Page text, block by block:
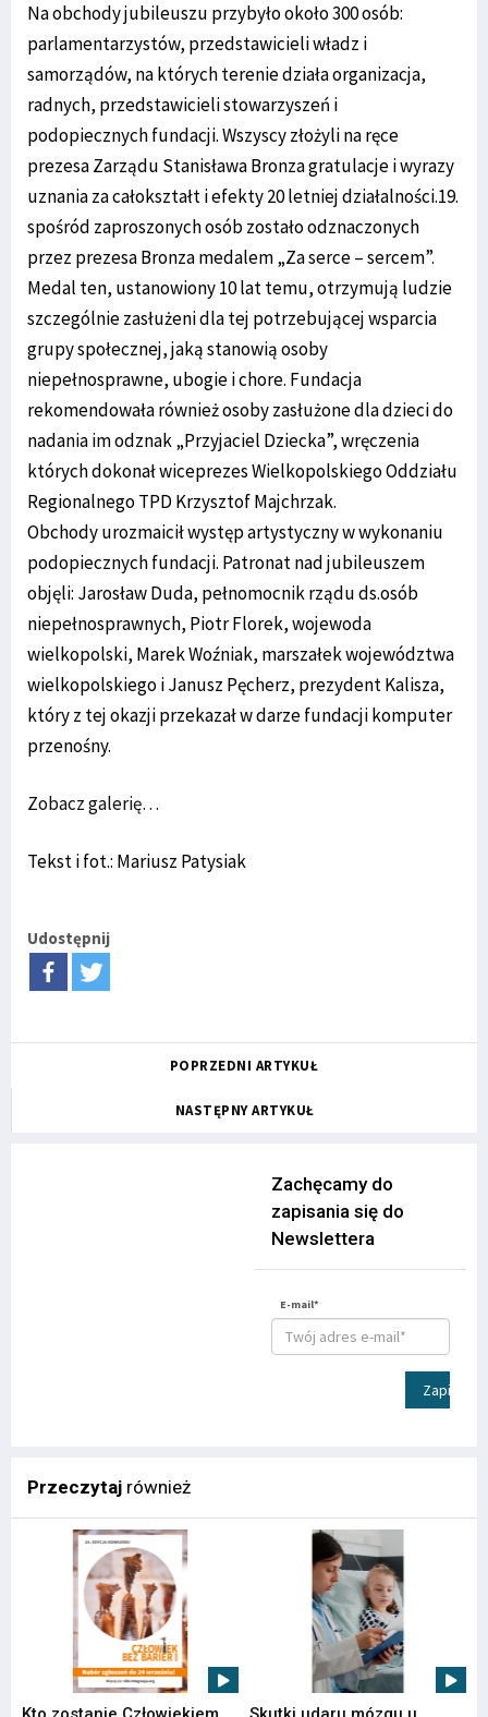
Na obchody jubileuszu przybyło około 300 osób:
parlamentarzystów, przedstawicieli władz i
samorządów, na których terenie działa organizacja,
radnych, przedstawicieli stowarzyszeń i
podopiecznych fundacji. Wszyscy złożyli na ręce
prezesa Zarządu Stanisława Bronza gratulacje i wyrazy
uznania za całokształt i efekty 20 letniej działalności.19.
spośród zaproszonych osób zostało odznaczonych
przez prezesa Bronza medalem „Za serce – sercem”.
Medal ten, ustanowiony 10 lat temu, otrzymują ludzie
szczególnie zasłużeni dla tej potrzebującej wsparcia
grupy społecznej, jaką stanowią osoby
niepełnosprawne, ubogie i chore. Fundacja
rekomendowała również osoby zasłużone dla dzieci do
nadania im odznak „Przyjaciel Dziecka”, wręczenia
których dokonał wiceprezes Wielkopolskiego Oddziału
Regionalnego TPD Krzysztof Majchrzak.
Obchody urozmaicił występ artystyczny w wykonaniu
podopiecznych fundacji. Patronat nad jubileuszem
objęli: Jarosław Duda, pełnomocnik rządu ds.osób
niepełnosprawnych, Piotr Florek, wojewoda
wielkopolski, Marek Woźniak, marszałek województwa
wielkopolskiego i Janusz Pęcherz, prezydent Kalisza,
który z tej okazji przekazał w darze fundacji komputer
przenośny.
Zobacz galerię…
Tekst i fot.: Mariusz Patysiak
Udostępnij
POPRZEDNI ARTYKUŁ
NASTĘPNY ARTYKUŁ
Zachęcamy do
zapisania się do
Newslettera
E-mail*
Zapisz
Przeczytaj również